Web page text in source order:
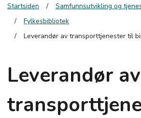
Startsiden Samfunnsutvikling og
Fylkesbibliotek
Leverandør av transporttjenester til
Leverandør av